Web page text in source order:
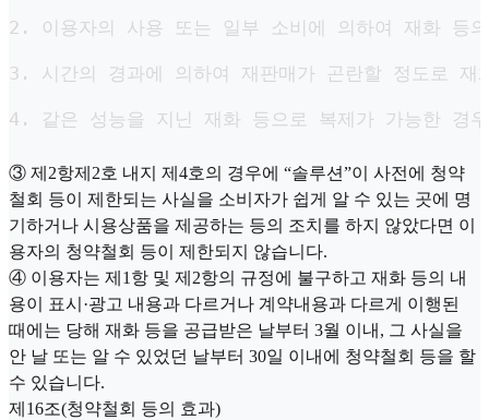
2. 이용자의 사용 또는 일부 소비에 의하여 재화 등
3. 시간의 경과에 의하여 재판매가 곤란할 정도로 재
4. 같은 성능을 지닌 재화 등으로 복제가 가능한 경
③ 제2항제2호 내지 제4호의 경우에 “솔루션”이 사전에 청약
철회 등이 제한되는 사실을 소비자가 쉽게 알 수 있는 곳에 명
기하거나 시용상품을 제공하는 등의 조치를 하지 않았다면 이
용자의 청약철회 등이 제한되지 않습니다.
④ 이용자는 제1항 및 제2항의 규정에 불구하고 재화 등의 내
용이 표시·광고 내용과 다르거나 계약내용과 다르게 이행된
때에는 당해 재화 등을 공급받은 날부터 3월 이내, 그 사실을
안 날 또는 알 수 있었던 날부터 30일 이내에 청약철회 등을 할
수 있습니다.
제16조(청약철회 등의 효과)